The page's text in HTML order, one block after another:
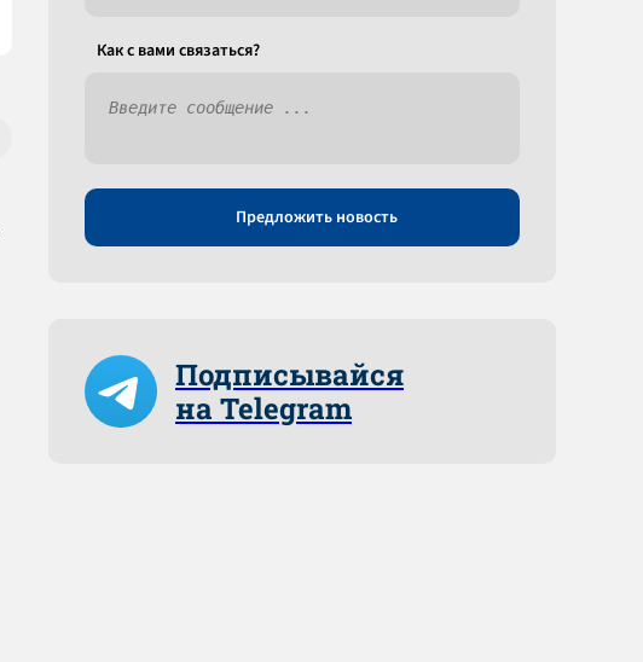
Как c вами связаться?
Предложить новость
Подписывайся
на Telegram